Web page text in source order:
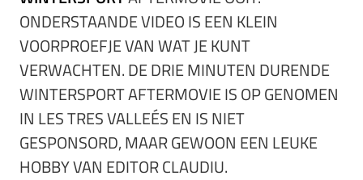
ONDERSTAANDE VIDEO IS EEN KLEIN
VOORPROEFJE VAN WAT JE KUNT
VERWACHTEN. DE DRIE MINUTEN DURENDE
WINTERSPORT AFTERMOVIE IS OP GENOMEN
IN LES TRES VALLEÉS EN IS NIET
GESPONSORD, MAAR GEWOON EEN LEUKE
HOBBY VAN EDITOR CLAUDIU.